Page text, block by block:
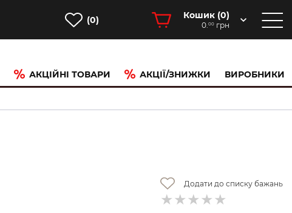
(0) Кошик (0)
0.00 грн
АКЦІЙНІ ТОВАРИ АКЦІЇ/ЗНИЖКИ ВИРОБНИКИ
Додати до списку бажань